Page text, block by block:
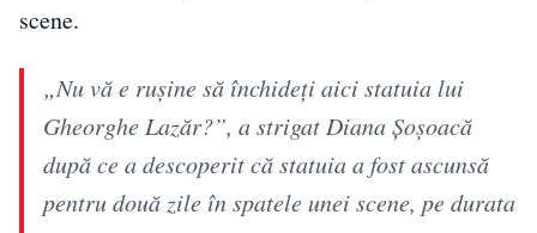
scene.
„Nu vă e rușine să închideți aici statuia lui
Gheorghe Lazăr?”, a strigat Diana Șoșoacă
după ce a descoperit că statuia a fost ascunsă
pentru două zile în spatele unei scene, pe durata